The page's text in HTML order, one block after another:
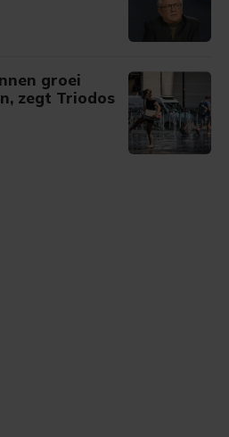
groei
zegt Triodos